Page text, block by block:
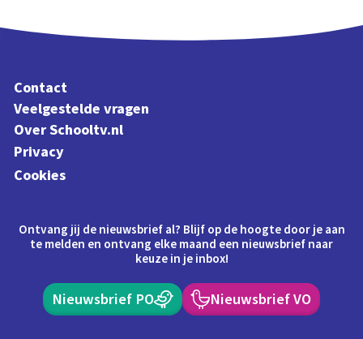
Contact
Veelgestelde vragen
Over Schooltv.nl
Privacy
Cookies
Ontvang jij de nieuwsbrief al? Blijf op de hoogte door je aan
te melden en ontvang elke maand een nieuwsbrief naar
keuze in je inbox!
Nieuwsbrief PO Nieuwsbrief VO